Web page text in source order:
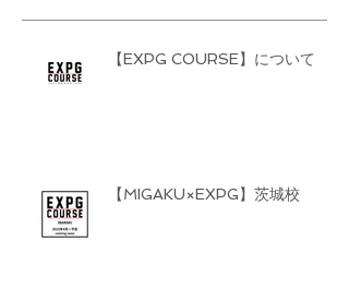
【EXPG COURSE】について
【MIGAKU×EXPG】茨城校